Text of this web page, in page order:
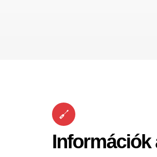
Információk